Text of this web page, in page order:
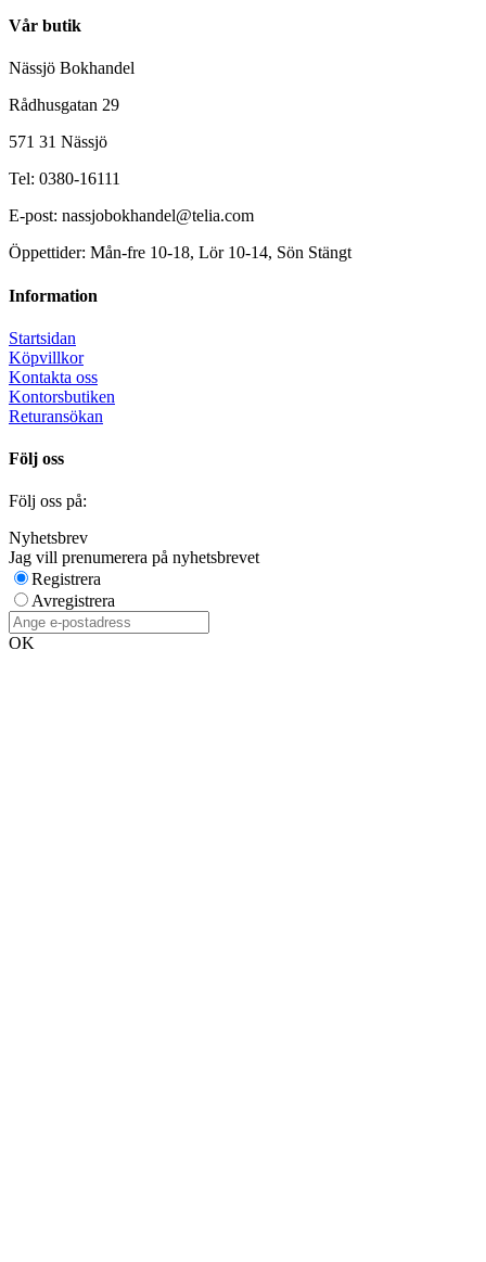
Vår butik
Nässjö Bokhandel
Rådhusgatan 29
571 31 Nässjö
Tel: 0380-16111
E-post: nassjobokhandel@telia.com
Öppettider: Mån-fre 10-18, Lör 10-14, Sön Stängt
Information
Startsidan
Köpvillkor
Kontakta oss
Kontorsbutiken
Returansökan
Följ oss
Följ oss på:
Nyhetsbrev
Jag vill prenumerera på nyhetsbrevet
Registrera
Avregistrera
OK